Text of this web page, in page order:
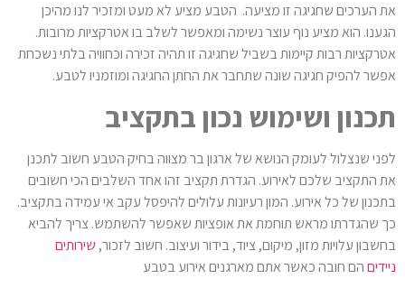
את הערכים שחגיגה זו מציעה. הטבע מציע לא מעט ומזכיר לנו מהיכן
הגענו. הוא מציע נוף עוצר נשימה ומאפשר לשלב בו אטרקציות מרובות.
אטרקציות רבות קיימות בשביל שחגיגה זו תהיה זכירה וכחוויה בלתי נשכחת
אפשר להפיק חגיגה שונה שתחבר את החתן החגיגה ומוזמניו לטבע.
תכנון ושימוש נכון בתקציב
לפני שנצלול לעומק הנושא של ארגון בר מצווה בחיק הטבע חשוב לתכנן
את התקציב שלכם לאירוע. הגדרת תקציב זהו אחד השלבים הכי חשובים
בתכנון של כל אירוע. המון רעיונות עלולים להיפסל עקב אי עמידה בתקציב.
כך שהגדרתו מראש תוחמת את אופציות שאפשר להשתמש. צריך להביא
בחשבון עלויות מזון, מיקום, ציוד, בידור ועיצוב. חשוב לזכור, שירותים
ניידיםהם חובה כאשר אתם מארגנים אירוע בטבע